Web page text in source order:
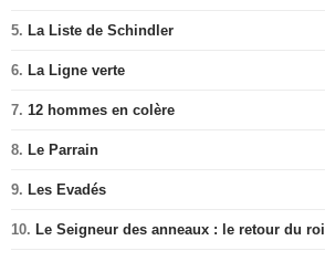
5. La Liste de Schindler
6. La Ligne verte
7. 12 hommes en colère
8. Le Parrain
9. Les Evadés
10. Le Seigneur des anneaux : le retour du roi